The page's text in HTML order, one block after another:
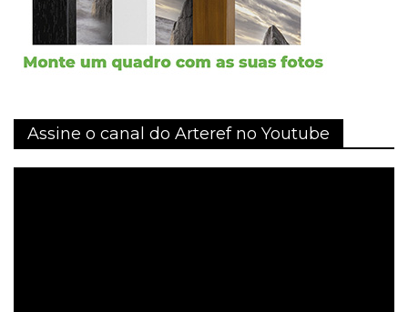
Assine o canal do Arteref no Youtube